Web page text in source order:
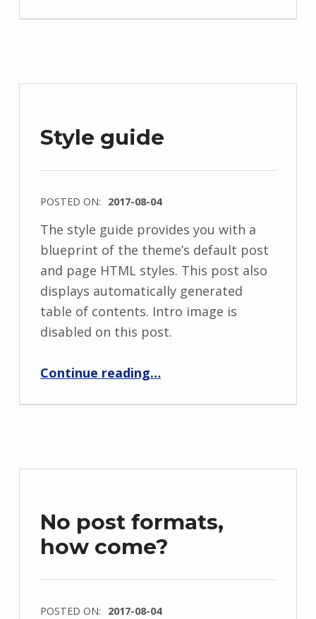
Style guide
POSTED ON: 2017-08-04
The style guide provides you with a
blueprint of the theme’s default post
and page HTML styles. This post also
displays automatically generated
table of contents. Intro image is
disabled on this post.
Continue reading…
No post formats,
how come?
POSTED ON: 2017-08-04